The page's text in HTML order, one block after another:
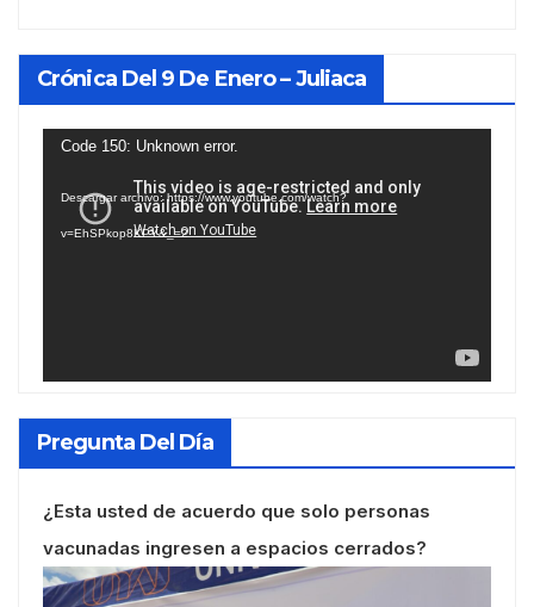
Crónica Del 9 De Enero – Juliaca
Reproductor
vídeo
Code 150: Unknown error.
Descargar archivo: https://www.youtube.com/watch?
v=EhSPkop8KPY&_=2
Pregunta Del Día
¿Esta usted de acuerdo que solo personas
vacunadas ingresen a espacios cerrados?